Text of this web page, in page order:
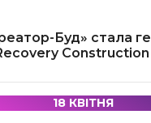
Буд» стала
18 КВІТНЯ